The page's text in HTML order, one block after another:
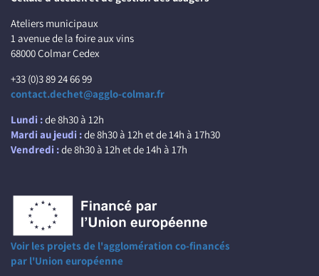
Ateliers municipaux
1 avenue de la foire aux vins
68000 Colmar Cedex
+33 (0)3 89 24 66 99
contact.dechet@agglo-colmar.fr
Lundi :de 8h30 à 12h
Mardi au jeudi :de 8h30 à 12h et de 14h à 17h30
Vendredi :de 8h30 à 12h et de 14h à 17h
Voir les projets de l'agglomération co-financés
par l'Union européenne